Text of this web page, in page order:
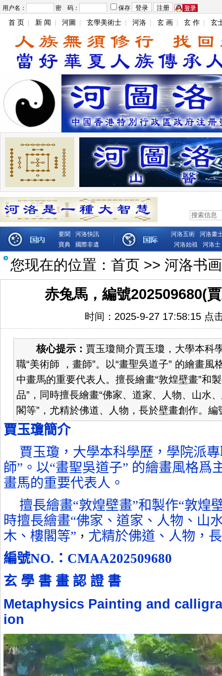
用户名： 密 码： 保存
首 页 | 新 闻 | 河圖 | 玄學美術士 | 河洛 | 玄 画 | 玄 作 | 玄
要聞
河洛快訊
寶典
國際非遺
河洛五術
河洛畫
河洛始祖
河洛士
您现在的位置： 首页 >> 河洛书画
赤兔馬，編號202509680(
时间：2025-9-27 17:58:15 点
核心提示： 賈玉瓊簡介賈玉瓊，大學本科
職“美術師 ，畫師”。以“畫聖吳道子” 的繪畫風
中畫馬的重要代表人。擅長繪畫“敦煌壁畫”和
品”，同時擅長繪畫“佛家、道家、人物、山水
閣等”，尤精於佛道、人物，長於壁畫創作。
賈玉瓊簡介
賈玉瓊，大學本科學歷，學院派
師”。以“畫聖吳道子” 的繪畫風格爲
畫馬的重要代表人。
擅長繪畫“敦煌壁畫”和製作“敦煌
時擅長繪畫“佛家、道家、人物、山
木、樓閣等” ， 尤精於佛道、人物，
編號NO. ： CMAA202509680
玄 學 書 畫 認 證 書
Metaphysics Painting and
ion